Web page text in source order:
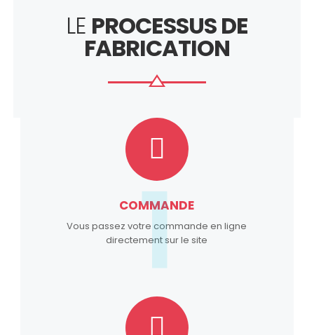
LE PROCESSUS DE
FABRICATION
COMMANDE
Vous passez votre commande en ligne
directement sur le site
1